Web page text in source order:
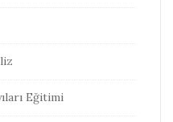
Eğitimi